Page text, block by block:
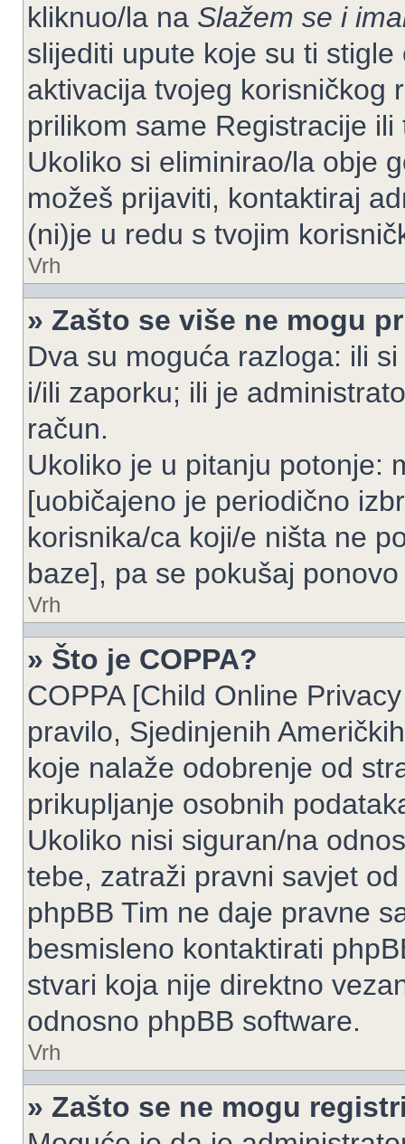
kliknuo/la na Slažem se i
slijediti upute koje su ti
aktivacija tvojeg korisničkog
prilikom same Registracije
Ukoliko si eliminirao/la obje
možeš prijaviti, kontaktiraj
(ni)je u redu s tvojim
Vrh
» Zašto se više ne mogu
Dva su moguća razloga: ili
i/ili zaporku; ili je
račun.
Ukoliko je u pitanju potonje:
[uobičajeno je periodično
korisnika/ca koji/e ništa ne
baze], pa se pokušaj
Vrh
» Što je COPPA?
COPPA [Child Online
pravilo, Sjedinjenih
koje nalaže odobrenje od
prikupljanje osobnih
Ukoliko nisi siguran/na
tebe, zatraži pravni savjet
phpBB Tim ne daje pravne
besmisleno kontaktirati
stvari koja nije direktno
odnosno phpBB software.
Vrh
» Zašto se ne mogu